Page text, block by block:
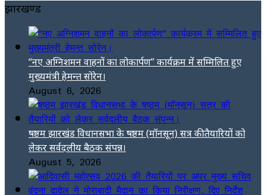
झारखण्ड
“नए अग्निशमन वाहनों का लोकार्पण” कार्यक्रम में सम्मिलित हुए
मुख्यमंत्री हेमन्त सोरेन।
August 6, 2026
षष्ठम झारखंड विधानसभा के षष्ठम (मॉनसून) सत्र की तैयारियों को
लेकर सर्वदलीय बैठक संपन्न।
August 5, 2026